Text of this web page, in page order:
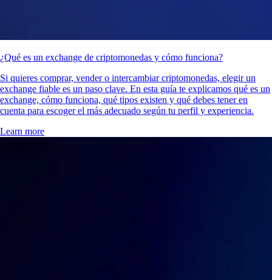
¿Qué es un exchange de criptomonedas y cómo funciona?
Si quieres comprar, vender o intercambiar criptomonedas, elegir un
exchange fiable es un paso clave. En esta guía te explicamos qué es un
exchange, cómo funciona, qué tipos existen y qué debes tener en
cuenta para escoger el más adecuado según tu perfil y experiencia.
Learn more